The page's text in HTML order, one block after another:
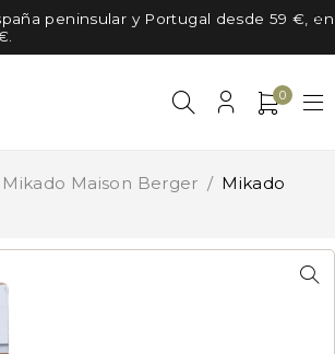
peninsular y Portugal desde 59 €, en
0
Mikado Maison Berger / Mikado